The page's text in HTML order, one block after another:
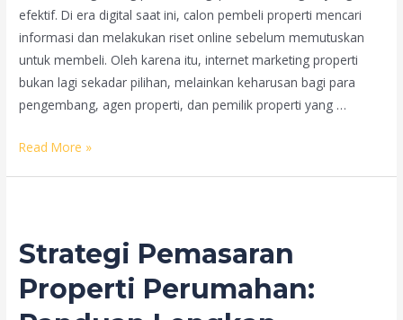
efektif. Di era digital saat ini, calon pembeli properti mencari
informasi dan melakukan riset online sebelum memutuskan
untuk membeli. Oleh karena itu, internet marketing properti
bukan lagi sekadar pilihan, melainkan keharusan bagi para
pengembang, agen properti, dan pemilik properti yang …
Internet
Menjual
Properti
di
Read More »
Strategi Pemasaran
Properti Perumahan: